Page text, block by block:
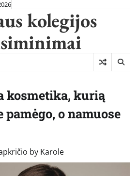
kolegijos
kosmetika, kurią
o namuose
by Karole